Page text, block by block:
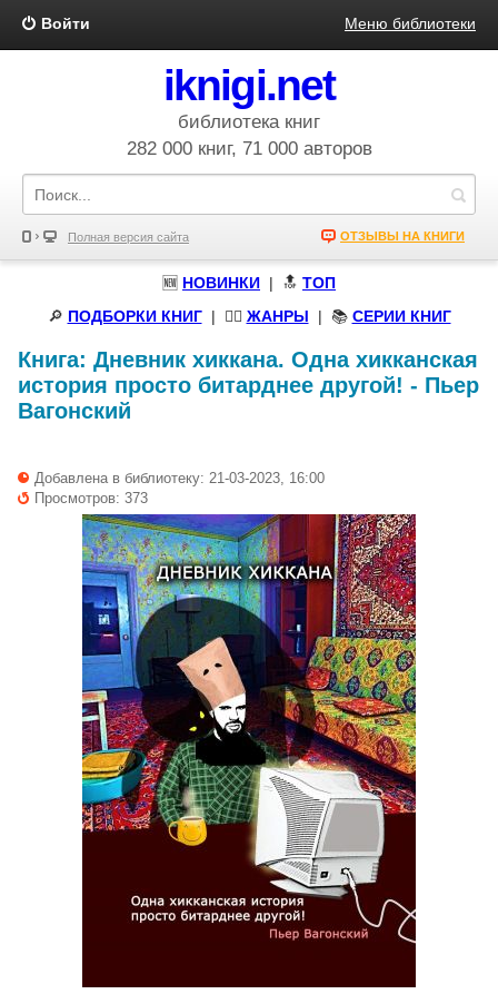
Войти Меню библиотеки
iknigi.net
библиотека книг
282 000 книг, 71 000 авторов
Полная версия сайта ОТЗЫВЫ НА КНИГИ
🆕 НОВИНКИ | 🔝 ТОП
🔎 ПОДБОРКИ КНИГ| 🧝‍♀️ ЖАНРЫ | 📚 СЕРИИ КНИГ
Книга: Дневник хиккана. Одна хикканская
история просто битарднее другой! - Пьер
Вагонский
Добавлена в библиотеку: 21-03-2023, 16:00
Просмотров: 373